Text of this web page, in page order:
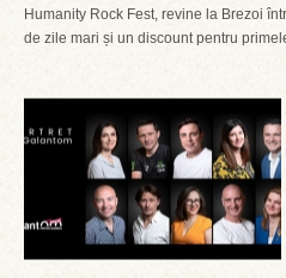
Humanity Rock Fest, revine la Brezoi
de zile mari și un discount pentru